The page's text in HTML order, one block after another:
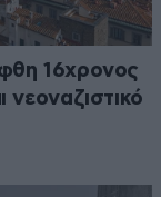
16χρονος